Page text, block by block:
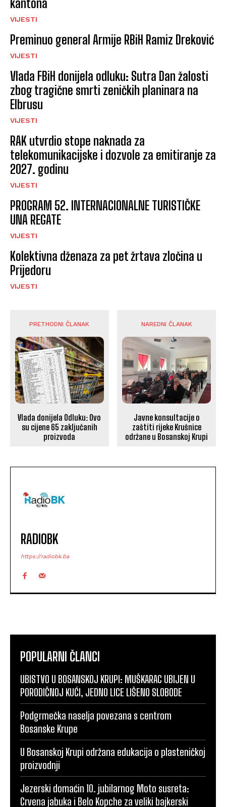
kantona
VIJESTI
Preminuo general Armije RBiH Ramiz Dreković
VIJESTI
Vlada FBiH donijela odluku: Sutra Dan žalosti
zbog tragične smrti zeničkih planinara na
Elbrusu
VIJESTI
RAK utvrdio stope naknada za
telekomunikacijske i dozvole za emitiranje za
2027. godinu
VIJESTI
PROGRAM 52. INTERNACIONALNE TURISTIČKE
UNA REGATE
VIJESTI
Kolektivna dženaza za pet žrtava zločina u
Prijedoru
VIJESTI
PRETHODNI ČLANAK
Vlada donijela Odluku: Ovo
su cijene 65 zaključanih
proizvoda
NAREDNI ČLANAK
Javne konsultacije o
zaštiti rijeke Krušnice
održane u Bosanskoj Krupi
RADIOBK
https://radiobk.ba
POPULARNI ČLANCI
UBISTVO U BOSANSKOJ KRUPI: MUŠKARAC UBIJEN U
PORODIČNOJ KUĆI, JEDNO LICE LIŠENO SLOBODE
Podgrmečka naselja povezana s centrom
Bosanske Krupe
U Bosanskoj Krupi održana edukacija o plasteničkoj
proizvodnji
Jezerski domaćin 10. jubilarnog Moto susreta:
Crvena jabuka i Belo Kopche za veliki bajkerski